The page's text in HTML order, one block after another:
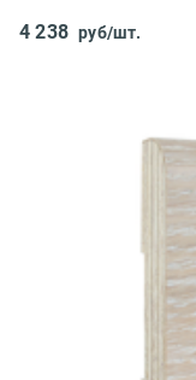
4 238 руб/шт.